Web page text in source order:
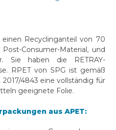
einen Recyclinganteil von 70
Consumer-Material, und
Sie haben die RETRAY-
RPET von SPG ist gemäß
4843 eine vollständig für
geeignete Folie.
aus APET: